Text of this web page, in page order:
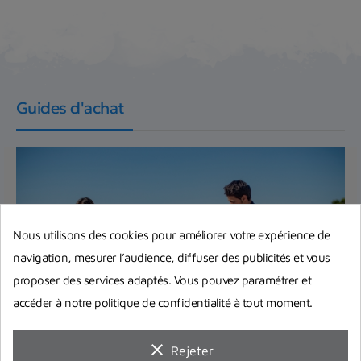
Guides d'achat
Equipement complet de plongée :
Nous utilisons des cookies pour améliorer votre expérience de
navigation, mesurer l’audience, diffuser des publicités et vous
proposer des services adaptés. Vous pouvez paramétrer et
accéder à notre politique de confidentialité à tout moment.
clear Rejeter